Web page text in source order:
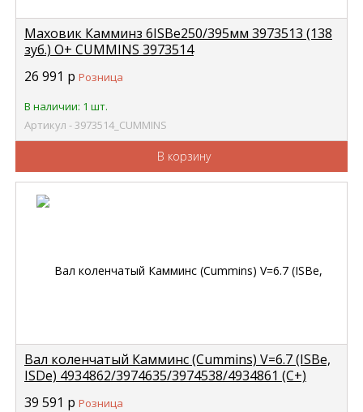
Маховик Камминз 6ISBe250/395мм 3973513 (138
зуб.) O+ CUMMINS 3973514
26 991 р Розница
В наличии: 1 шт.
Артикул - 3973514_CUMMINS
В корзину
Вал коленчатый Камминс (Cummins) V=6.7 (ISBe,
ISDe) 4934862/3974635/3974538/4934861 (С+)
39 591 р Розница